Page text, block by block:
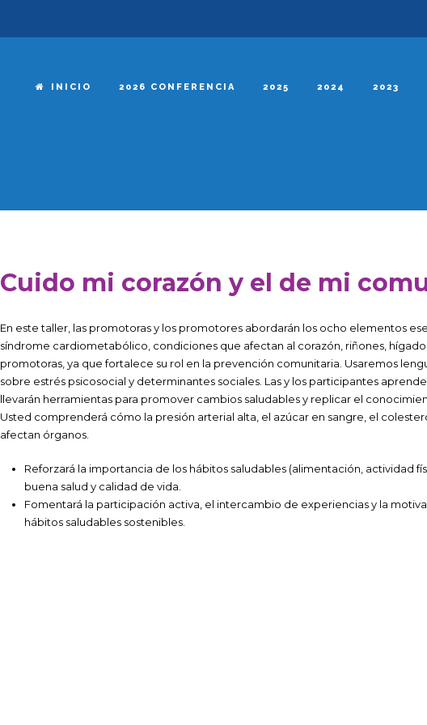
INICIO 2026 CONFERENCIA 2025 2024 2023
Cuido mi corazón y el de mi
En este taller, las promotoras y los promotores abordarán los ocho elementos
síndrome cardiometabólico, condiciones que afectan al corazón, riñones,
promotoras, ya que fortalece su rol en la prevención comunitaria. Usaremos
sobre estrés psicosocial y determinantes sociales. Las y los participantes
llevarán herramientas para promover cambios saludables y replicar el
Usted comprenderá cómo la presión arterial alta, el azúcar en sangre, el
afectan órganos.
Reforzará la importancia de los hábitos saludables (alimentación, actividad
buena salud y calidad de vida.
Fomentará la participación activa, el intercambio de experiencias y la
hábitos saludables sostenibles.